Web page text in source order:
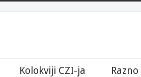
Kolokviji CZI-ja Razno